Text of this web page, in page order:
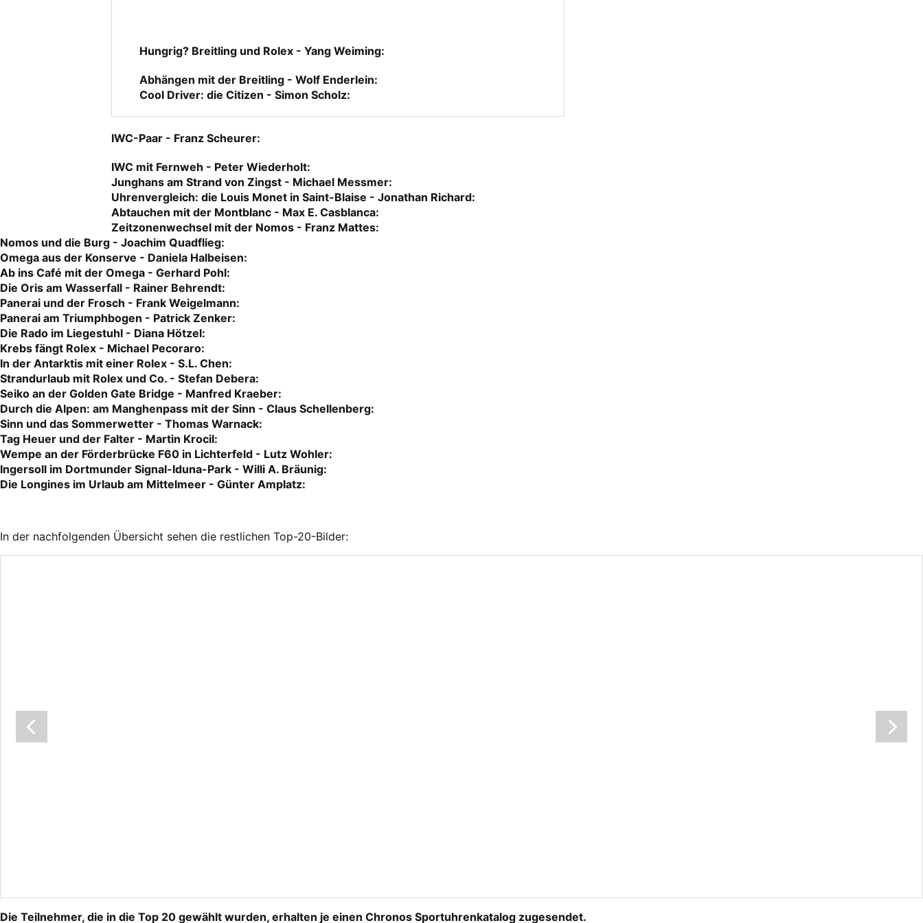
Hungrig? Breitling und Rolex - Yang Weiming:
Abhängen mit der Breitling - Wolf Enderlein:
Cool Driver: die Citizen - Simon Scholz:
IWC-Paar - Franz Scheurer:
IWC mit Fernweh - Peter Wiederholt:
Junghans am Strand von Zingst - Michael Messmer:
Uhrenvergleich: die Louis Monet in Saint-Blaise - Jonathan Richard:
Abtauchen mit der Montblanc - Max E. Casblanca:
Zeitzonenwechsel mit der Nomos - Franz Mattes:
Nomos und die Burg - Joachim Quadflieg:
Omega aus der Konserve - Daniela Halbeisen:
Ab ins Café mit der Omega - Gerhard Pohl:
Die Oris am Wasserfall - Rainer Behrendt:
Panerai und der Frosch - Frank Weigelmann:
Panerai am Triumphbogen - Patrick Zenker:
Die Rado im Liegestuhl - Diana Hötzel:
Krebs fängt Rolex - Michael Pecoraro:
In der Antarktis mit einer Rolex - S.L. Chen:
Strandurlaub mit Rolex und Co. - Stefan Debera:
Seiko an der Golden Gate Bridge - Manfred Kraeber:
Durch die Alpen: am Manghenpass mit der Sinn - Claus Schellenberg:
Sinn und das Sommerwetter - Thomas Warnack:
Tag Heuer und der Falter - Martin Krocil:
Wempe an der Förderbrücke F60 in Lichterfeld - Lutz Wohler:
Ingersoll im Dortmunder Signal-Iduna-Park - Willi A. Bräunig:
Die Longines im Urlaub am Mittelmeer - Günter Amplatz:
In der nachfolgenden Übersicht sehen die restlichen Top-20-Bilder:
Die Teilnehmer, die in die Top 20 gewählt wurden, erhalten je einen Chronos Sportuhrenkatalog zugesendet.